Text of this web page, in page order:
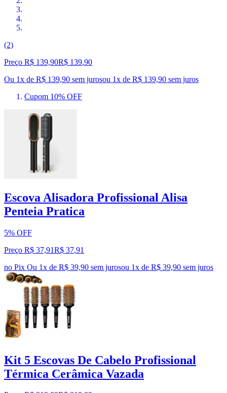
(2)
Preço R$ 139,90R$ 139,90
Ou 1x de R$ 139,90 sem jurosou 1x de R$ 139,90 sem juros
Cupom 10% OFF
Escova Alisadora Profissional Alisa
Penteia Pratica
5% OFF
Preço R$ 37,91R$ 37,91
no Pix Ou 1x de R$ 39,90 sem jurosou 1x de R$ 39,90 sem juros
Kit 5 Escovas De Cabelo Profissional
Térmica Cerâmica Vazada